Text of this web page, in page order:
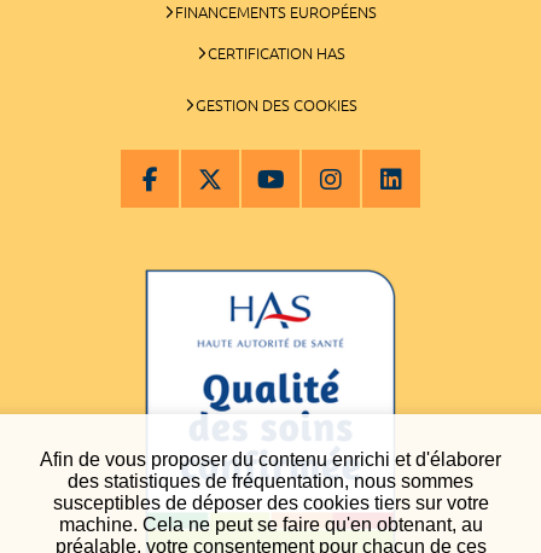
Afin de vous proposer du contenu enrichi et d'élaborer
des statistiques de fréquentation, nous sommes
susceptibles de déposer des cookies tiers sur votre
machine. Cela ne peut se faire qu'en obtenant, au
préalable, votre consentement pour chacun de ces
FINANCEMENTS EUROPÉENS
CERTIFICATION HAS
GESTION DES COOKIES